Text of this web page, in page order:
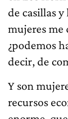
de casillas
mujeres me
¿podemos
decir, de
Y son
recursos